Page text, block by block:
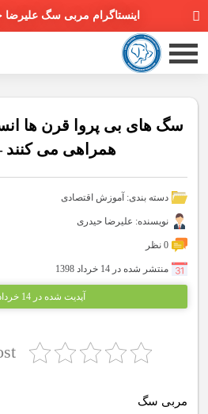
اینستاگرام مربی سگ علیرضا
پادکست سگ ها
تماس با ما
سگ های بی پروا قرن ها
همراهی می کنند
دسته بندی: آموزش اقتصادی
نویسنده: علیرضا حیدری
0 نظر
منتشر شده در 14 خرداد 1398
آپدیت شده در 14 خرداد 1398
مربی سگ